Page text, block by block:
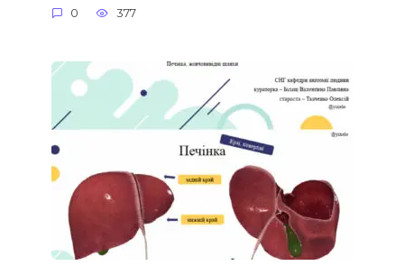
0 377